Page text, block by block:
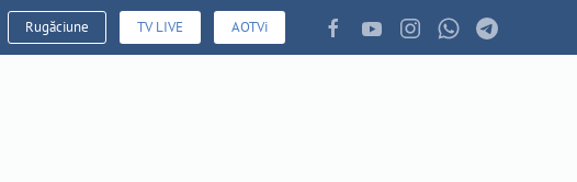
Rugăciune TV LIVE AOTVi